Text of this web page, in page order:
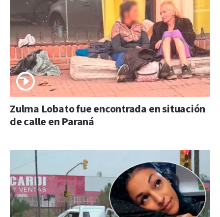
Zulma Lobato fue encontrada en situación
de calle en Paraná